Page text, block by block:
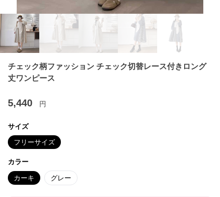
チェック柄ファッション チェック切替レース付きロング
丈ワンピース
5,440 円
サイズ
フリーサイズ
カラー
カーキ グレー